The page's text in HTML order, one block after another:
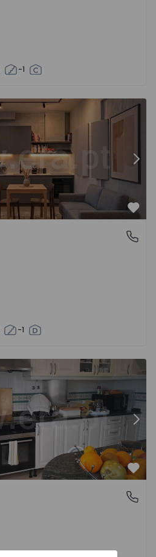
-1
Alfragide - 1528466 - 12
-1
Alfragide - 1521464 - 13